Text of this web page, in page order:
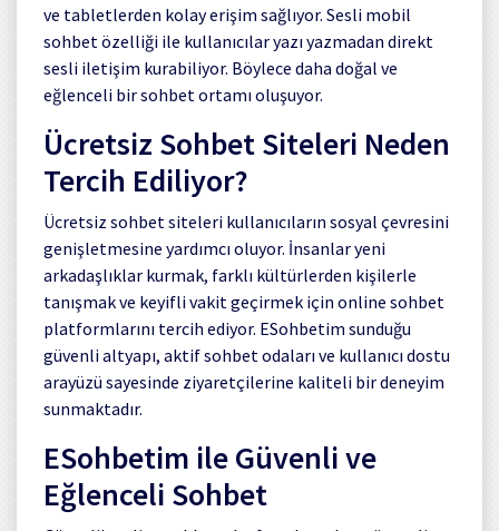
ve tabletlerden kolay erişim sağlıyor. Sesli mobil
sohbet özelliği ile kullanıcılar yazı yazmadan direkt
sesli iletişim kurabiliyor. Böylece daha doğal ve
eğlenceli bir sohbet ortamı oluşuyor.
Ücretsiz Sohbet Siteleri Neden
Tercih Ediliyor?
Ücretsiz sohbet siteleri kullanıcıların sosyal çevresini
genişletmesine yardımcı oluyor. İnsanlar yeni
arkadaşlıklar kurmak, farklı kültürlerden kişilerle
tanışmak ve keyifli vakit geçirmek için online sohbet
platformlarını tercih ediyor. ESohbetim sunduğu
güvenli altyapı, aktif sohbet odaları ve kullanıcı dostu
arayüzü sayesinde ziyaretçilerine kaliteli bir deneyim
sunmaktadır.
ESohbetim ile Güvenli ve
Eğlenceli Sohbet